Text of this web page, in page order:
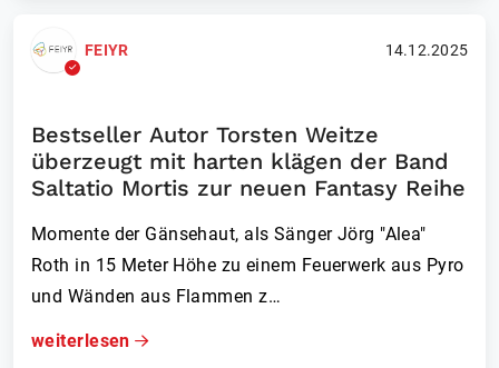
FEIYR 14.12.2025
Bestseller Autor Torsten Weitze
überzeugt mit harten klägen der Band
Saltatio Mortis zur neuen Fantasy Reihe
Momente der Gänsehaut, als Sänger Jörg "Alea"
Roth in 15 Meter Höhe zu einem Feuerwerk aus Pyro
und Wänden aus Flammen z…
weiterlesen